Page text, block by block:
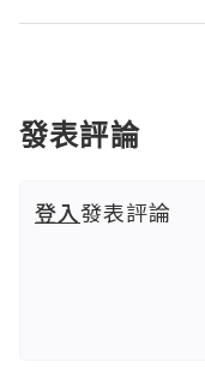
發表評論
登入發表評論